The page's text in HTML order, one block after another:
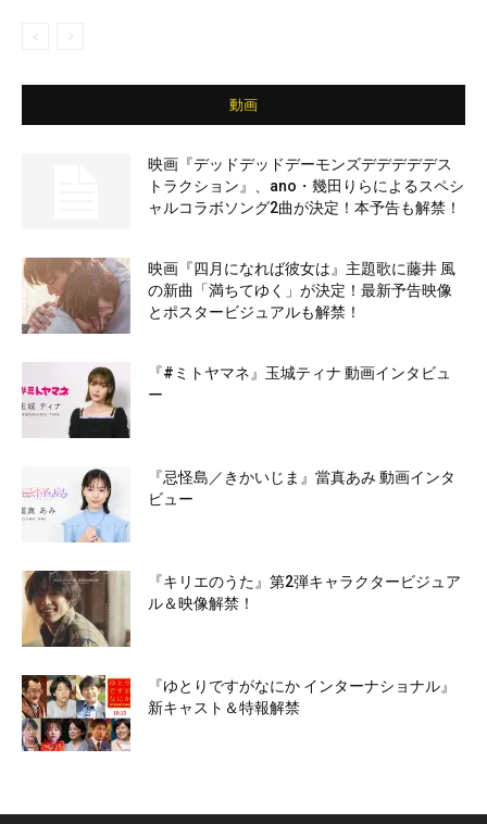
動画
映画『デッドデッドデーモンズデデデデデス
トラクション』、ano・幾田りらによるスペシ
ャルコラボソング2曲が決定！本予告も解禁！
映画『四月になれば彼女は』主題歌に藤井 風
の新曲「満ちてゆく」が決定！最新予告映像
とポスタービジュアルも解禁！
『#ミトヤマネ』玉城ティナ 動画インタビュ
ー
『忌怪島／きかいじま』當真あみ 動画インタ
ビュー
『キリエのうた』第2弾キャラクタービジュア
ル＆映像解禁！
『ゆとりですがなにか インターナショナル』
新キャスト＆特報解禁